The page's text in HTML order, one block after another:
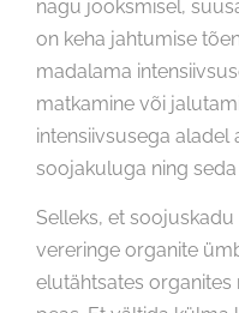
nagu jooksmisel,
on keha jahtumise
madalama
matkamine või
intensiivsusega
soojakuluga ning
Selleks, et
vereringe organite
elutähtsates organites